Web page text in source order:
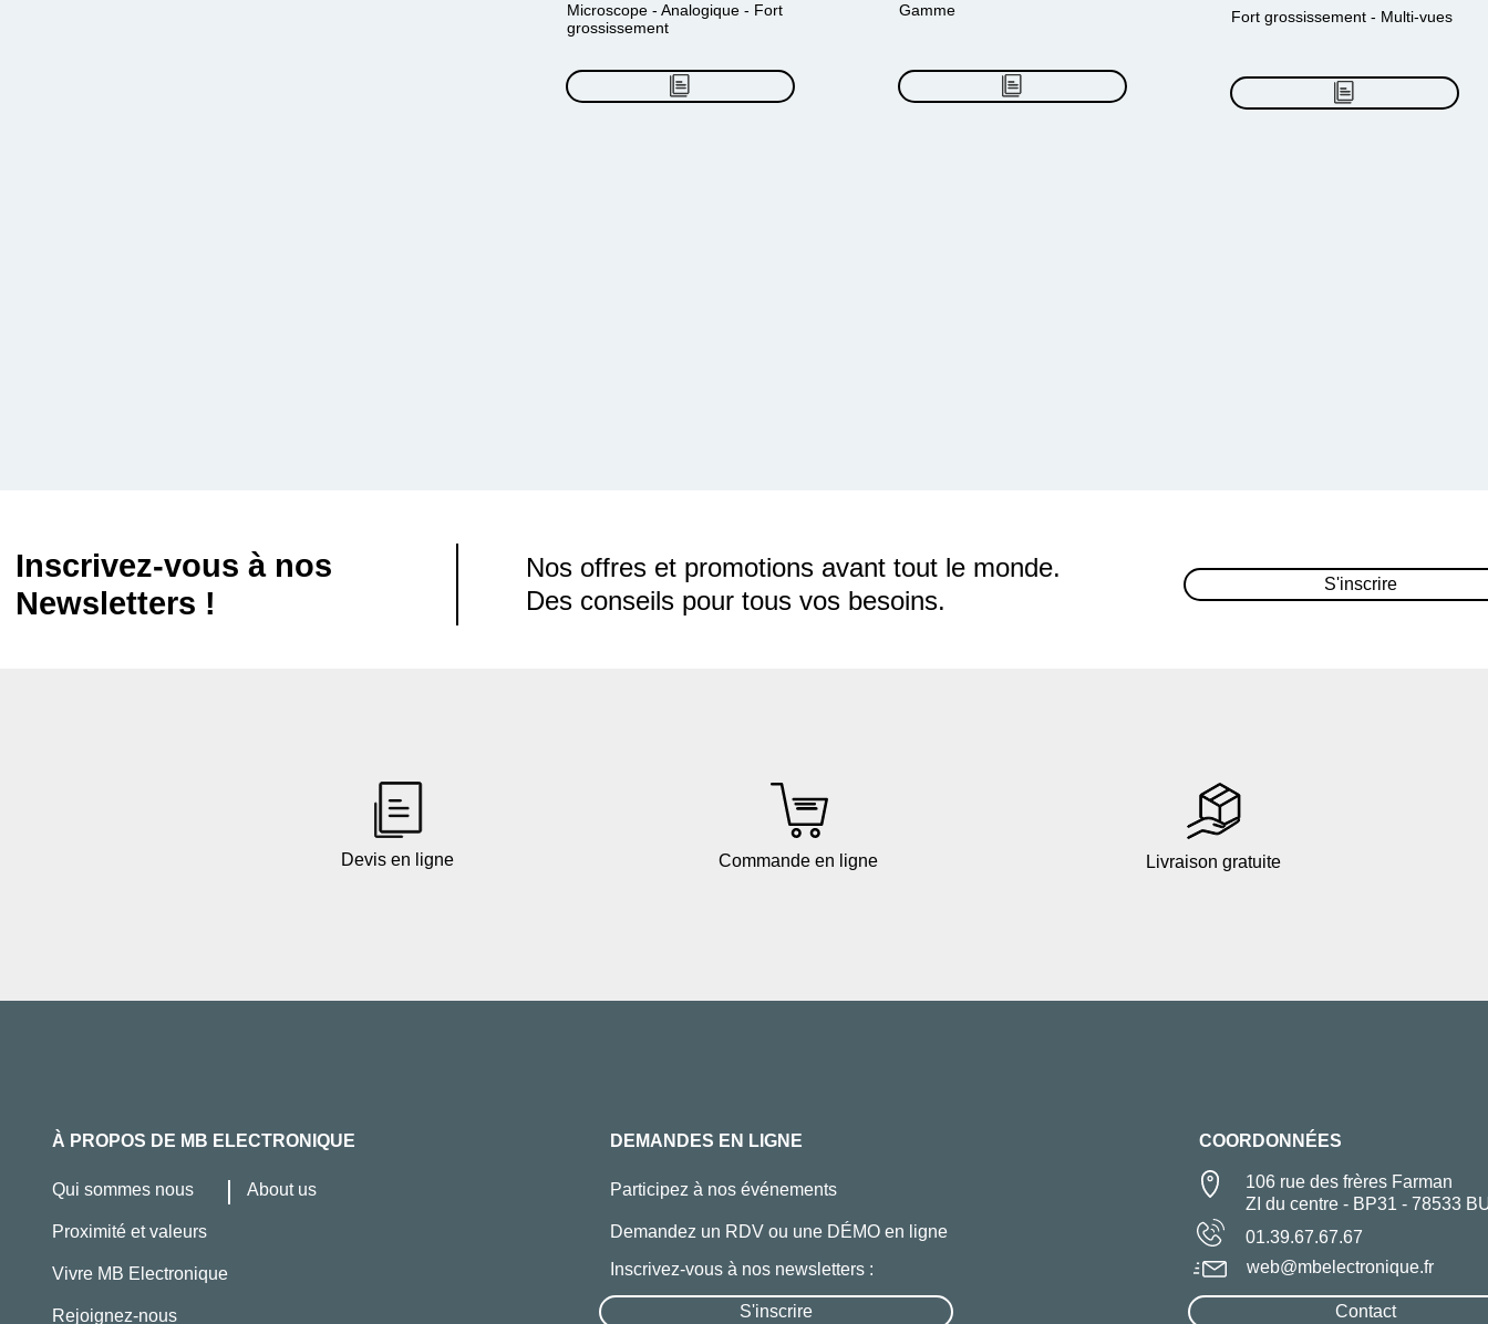
Microscope - Analogique - Fort
grossissement
Gamme
Fort grossissement - Multi-vues
Inscrivez-vous à nos
Newsletters !
Nos offres et promotions avant tout le monde.
Des conseils pour tous vos besoins.
S'inscrire
Devis en ligne Commande en ligne Livraison gratuite
À PROPOS DE MB ELECTRONIQUE DEMANDES EN LIGNE COORDONNÉES
Qui sommes nous About us Participez à nos événements
106 rue des frères Farman
ZI du centre - BP31 - 78533
Proximité et valeurs
Demandez un RDV ou une DÉMO en ligne
01.39.67.67.67
Vivre MB Electronique
Inscrivez-vous à nos newsletters :
Rejoignez-nous Contact
web@mbelectronique.fr
S'inscrire